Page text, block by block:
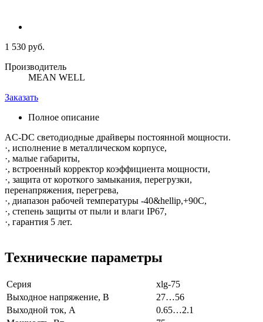
1 530 руб.
Производитель
MEAN WELL
Заказать
Полное описание
AC-DC светодиодные драйверы постоянной мощности.
·, исполнение в металлическом корпусе,
·, малые габариты,
·, встроенный корректор коэффициента мощности,
·, защита от короткого замыкания, перегрузки,
перенапряжения, перегрева,
·, диапазон рабочей температуры -40&hellip,+90С,
·, степень защиты от пыли и влаги IP67,
·, гарантия 5 лет.
Технические параметры
Серия
xlg-75
Выходное напряжение, В
27…56
Выходной ток, А
0.65…2.1